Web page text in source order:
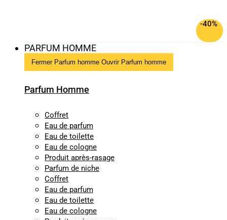
-40%
PARFUM HOMME
Fermer Parfum homme Ouvrir Parfum homme
Parfum Homme
Coffret
Eau de parfum
Eau de toilette
Eau de cologne
Produit après-rasage
Parfum de niche
Coffret
Eau de parfum
Eau de toilette
Eau de cologne